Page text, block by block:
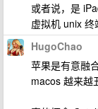
或者说，是
虚拟机 unix 终
HugoChao
苹果是有意融
macos 越来越